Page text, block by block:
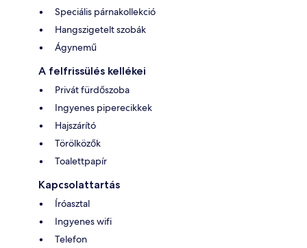
Speciális párnakollekció
Hangszigetelt szobák
Ágynemű
A felfrissülés kellékei
Privát fürdőszoba
Ingyenes piperecikkek
Hajszárító
Törölközők
Toalettpapír
Kapcsolattartás
Íróasztal
Ingyenes wifi
Telefon